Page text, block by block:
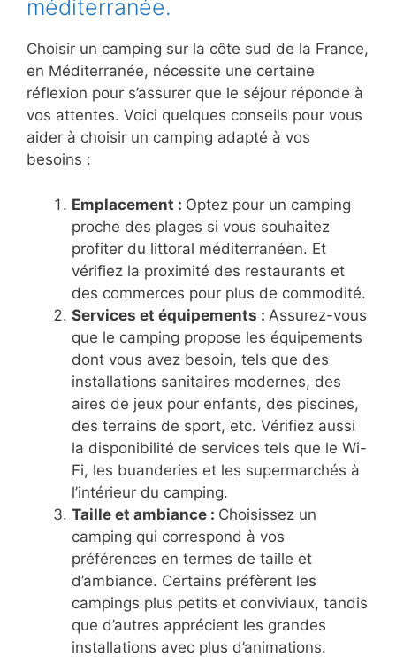
méditerranée.
Choisir un camping sur la côte sud de la France,
en Méditerranée, nécessite une certaine
réflexion pour s’assurer que le séjour réponde à
vos attentes. Voici quelques conseils pour vous
aider à choisir un camping adapté à vos
besoins :
Emplacement : Optez pour un camping
proche des plages si vous souhaitez
profiter du littoral méditerranéen. Et
vérifiez la proximité des restaurants et
des commerces pour plus de commodité.
Services et équipements : Assurez-vous
que le camping propose les équipements
dont vous avez besoin, tels que des
installations sanitaires modernes, des
aires de jeux pour enfants, des piscines,
des terrains de sport, etc. Vérifiez aussi
la disponibilité de services tels que le Wi-
Fi, les buanderies et les supermarchés à
l’intérieur du camping.
Taille et ambiance : Choisissez un
camping qui correspond à vos
préférences en termes de taille et
d’ambiance. Certains préfèrent les
campings plus petits et conviviaux, tandis
que d’autres apprécient les grandes
installations avec plus d’animations.